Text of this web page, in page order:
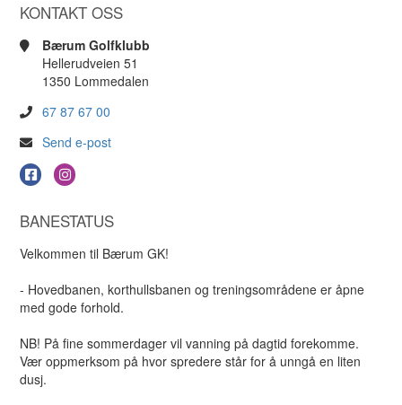
KONTAKT OSS
Bærum Golfklubb
Hellerudveien 51
1350 Lommedalen
67 87 67 00
Send e-post
BANESTATUS
Velkommen til Bærum GK!
- Hovedbanen, korthullsbanen og treningsområdene er åpne
med gode forhold.
NB! På fine sommerdager vil vanning på dagtid forekomme.
Vær oppmerksom på hvor spredere står for å unngå en liten
dusj.